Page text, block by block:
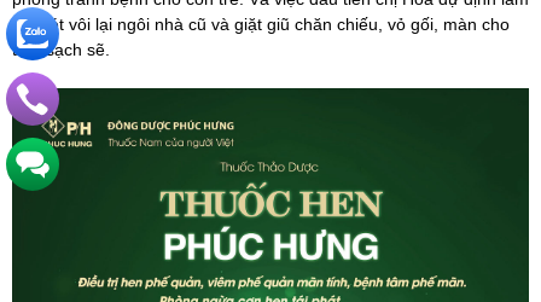
là quét vôi lại ngôi nhà cũ và giặt giũ chăn chiếu, vỏ gối, màn cho
thật sạch sẽ.